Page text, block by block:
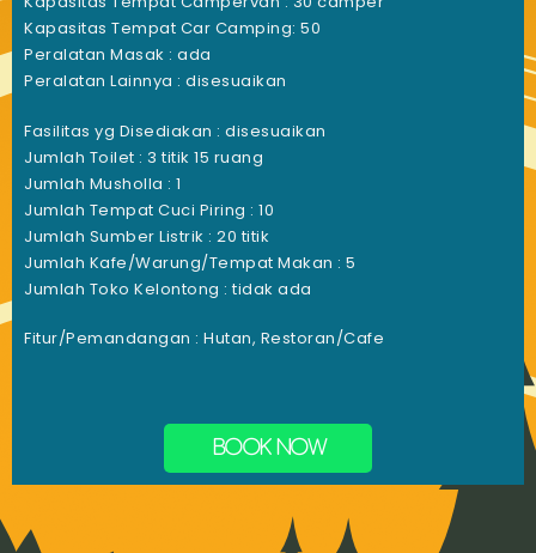
Kapasitas Tempat Car Camping: 50
Peralatan Masak : ada
Peralatan Lainnya : disesuaikan
Fasilitas yg Disediakan : disesuaikan
Jumlah Toilet : 3 titik 15 ruang
Jumlah Musholla : 1
Jumlah Tempat Cuci Piring : 10
Jumlah Sumber Listrik : 20 titik
Jumlah Kafe/Warung/Tempat Makan : 5
Jumlah Toko Kelontong : tidak ada
Fitur/Pemandangan : Hutan, Restoran/Cafe
BOOK NOW